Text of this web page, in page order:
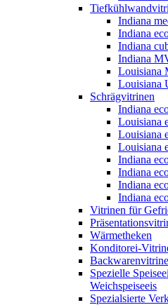
Indiana
Indiana
Indiana
Indiana
Louisiana
Louisiana
Schrägvitrinen
Indiana
Louisiana
Louisiana
Louisiana
Indiana
Indiana
Indiana
Indiana
Vitrinen für
Wärmetheken
Konditorei-
Spezielle
Weichspeiseeis
Spezialsierte